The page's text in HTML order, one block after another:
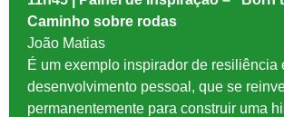
Caminho sobre rodas
João Matias
É um exemplo inspirador de resiliência
desenvolvimento pessoal, que se
permanentemente para construir uma